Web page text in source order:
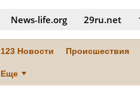
News‑life.org 29ru.net
123 Новости Происшествия
Еще